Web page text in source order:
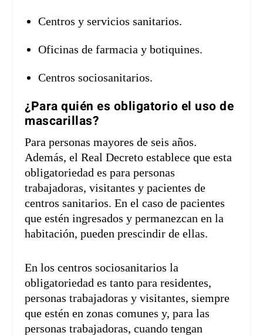
Centros y servicios sanitarios.
Oficinas de farmacia y botiquines.
Centros sociosanitarios.
¿Para quién es obligatorio el uso de
mascarillas?
Para personas mayores de seis años.
Además, el Real Decreto establece que esta
obligatoriedad es para personas
trabajadoras, visitantes y pacientes de
centros sanitarios. En el caso de pacientes
que estén ingresados y permanezcan en la
habitación, pueden prescindir de ellas.
En los centros sociosanitarios la
obligatoriedad es tanto para residentes,
personas trabajadoras y visitantes, siempre
que estén en zonas comunes y, para las
personas trabajadoras, cuando tengan